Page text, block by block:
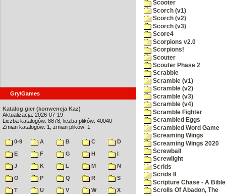
Gry/Games
Katalog gier (konwencja Kaz)
Aktualizacja: 2026-07-19
Liczba katalogów: 8878, liczba plików: 40040
Zmian katalogów: 1, zmian plików: 1
0-9 A B C
D
E
F G H
I
J
K L M
N
O
P Q R
S
T
U V W
X
Scooter
Scorch (v1)
Scorch (v2)
Scorch (v3)
Score4
Scorpions v2.0
Scorpions!
Scouter
Scouter Phase 2
Scrabble
Scramble (v1)
Scramble (v2)
Scramble (v3)
Scramble (v4)
Scramble Fighter
Scrambled Eggs
Scrambled Word Game
Screaming Wings
Screaming Wings 2020
Screwball
Screwlight
Scrids
Scrids II
Scripture Chase - A Bible
Scrolls Of Abadon, The